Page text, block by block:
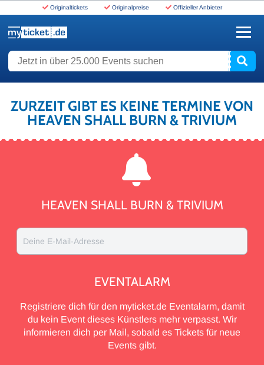
Originaltickets Originalpreise Offizieller Anbieter
Jetzt in über 25.000 Events suchen
ZURZEIT GIBT ES KEINE TERMINE VON
HEAVEN SHALL BURN & TRIVIUM
HEAVEN SHALL BURN & TRIVIUM
Deine E-Mail-Adresse
EVENTALARM
Registriere dich für den myticket.de Eventalarm, damit
du kein Event dieses Künstlers mehr verpasst. Wir
informieren dich per Mail, sobald es Tickets für neue
Events gibt.